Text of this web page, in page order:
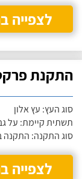
לצפייה
התקנת
סוג העץ: עץ אלון
תשתית קיימת: על
סוג התקנה:
לצפייה